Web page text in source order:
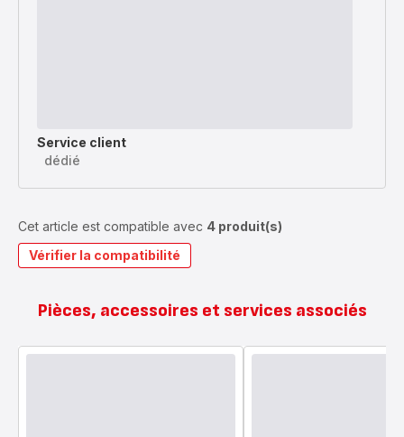
Service client
dédié
Cet article est compatible avec 4 produit(s)
Vérifier la compatibilité
Pièces, accessoires et services associés